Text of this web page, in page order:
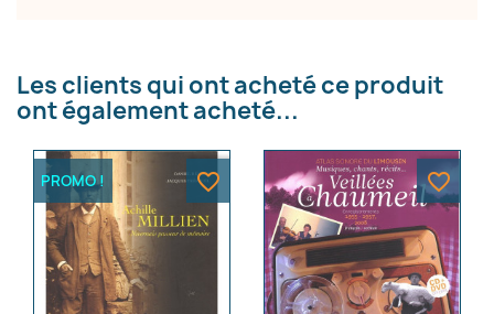
Les clients qui ont acheté ce produit
ont également acheté...
PROMO ! favorite_border favorite_border